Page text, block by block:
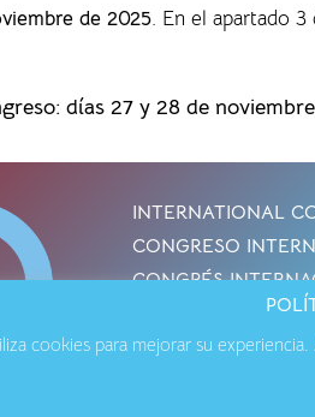
de 2025. En el apartado 3
días 27 y 28 de
INTERNATIONAL
CONGRESO
CONGRÉS
Avisos Legales·
cookies para mejorar su